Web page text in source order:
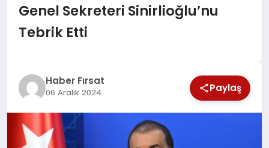
SAĞLIK
MAGAZİN
EĞİTİM
Genel Sekreteri Sinirlioğlu’nu
Tebrik Etti
Haber Fırsat
06 Aralık 2024 Paylaş